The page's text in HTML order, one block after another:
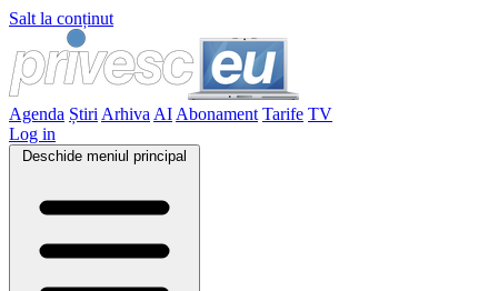
Salt la conținut
Agenda Știri Arhiva AI Abonament Tarife TV
Log in
Deschide meniul principal